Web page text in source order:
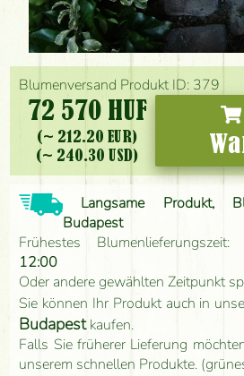
Blumenversand Produkt ID: 379
72 570 HUF
(~ 212.20 EUR)
(~ 240.30 USD)
Langsame Produkt,
Budapest
Frühestes Blumenlieferungszeit:
12:00
Oder andere gewählten Zeitpunkt
Sie können Ihr Produkt auch in
Budapestkaufen.
Falls Sie früherer Lieferung
unserem schnellen Produkte.